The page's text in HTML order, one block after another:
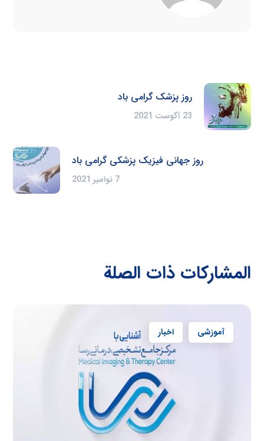
روز پزشک گرامی باد
23 آگوست 2021
روز جهانی فیزیک پزشکی گرامی باد
7 نوامبر 2021
المشاركات ذات الصلة
آموزشی اخبار